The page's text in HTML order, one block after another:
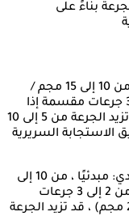
بناءً على
(10 سنوات أو أكثر) العلاج الأحادي: مبدئيًا ، من 10 إلى 15 مجم /
كجم / يوم عن طريق الفم (تعطى من 2 إلى 3 جرعات مقسمة إذا
تجاوز إجمالي الجرعة اليومية 250 مجم) ، قد تزيد الجرعة من 5 إلى 10
السريرية
(10 سنوات أو أكثر) التحويل إلى العلاج الأحادي: مبدئيًا ، من 10 إلى
15 مجم / كجم / يوم عن طريق الفم (تعطى من 2 إلى 3 جرعات
مقسمة إذا تجاوز إجمالي الجرعة اليومية 250 مجم) ، قد تزيد الجرعة